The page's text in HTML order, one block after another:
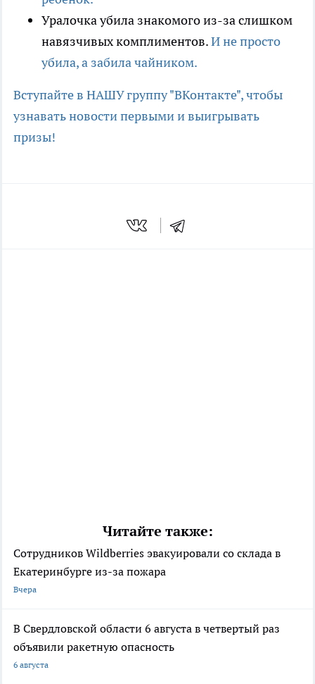
Уралочка убила знакомого из-за слишком
навязчивых комплиментов.И не просто
убила, а забила чайником.
Вступайте в НАШУ группу "ВКонтакте", чтобы
узнавать новости первыми и выигрывать
призы!
Читайте также:
Сотрудников Wildberries эвакуировали со склада в
Екатеринбурге из-за пожара
Вчера
В Свердловской области 6 августа в четвертый раз
объявили ракетную опасность
6 августа